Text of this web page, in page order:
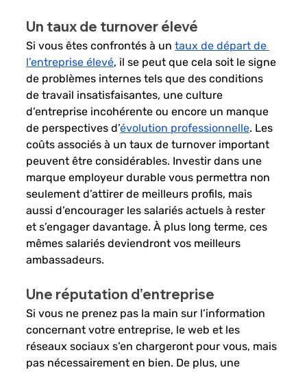
Un taux de turnover élevé
Si vous êtes confrontés à un taux de départ de
l’entreprise élevé, il se peut que cela soit le signe
de problèmes internes tels que des conditions
de travail insatisfaisantes, une culture
d’entreprise incohérente ou encore un manque
de perspectives d’évolution professionnelle. Les
coûts associés à un taux de turnover important
peuvent être considérables. Investir dans une
marque employeur durable vous permettra non
seulement d’attirer de meilleurs profils, mais
aussi d’encourager les salariés actuels à rester
et s’engager davantage. À plus long terme, ces
mêmes salariés deviendront vos meilleurs
ambassadeurs.
Une réputation d’entreprise
Si vous ne prenez pas la main sur l’information
concernant votre entreprise, le web et les
réseaux sociaux s’en chargeront pour vous, mais
pas nécessairement en bien. De plus, une